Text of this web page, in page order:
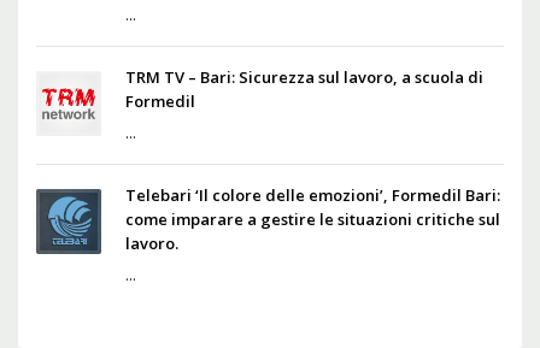
...
TRM TV – Bari: Sicurezza sul lavoro, a scuola di
Formedil
...
Telebari ‘Il colore delle emozioni’, Formedil Bari:
come imparare a gestire le situazioni critiche sul
lavoro.
...